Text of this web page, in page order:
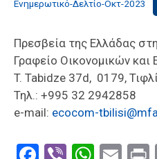
Πιερία
Ενημερωτικό-Δελτίο-Οκτ-2023
Πρεσβεία της Ελλάδας
Γραφείο Οικονομικών
T. Tabidze 37d, 0179,
Τηλ.: +995 32 2942858
e-mail: ecocom-